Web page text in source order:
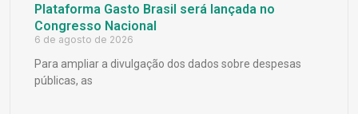
Plataforma Gasto Brasil será lançada no
Congresso Nacional
6 de agosto de 2026
Para ampliar a divulgação dos dados sobre despesas
públicas, as